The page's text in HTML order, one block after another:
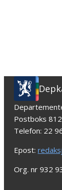
Postboks
Telefon: 22
Epost:
Org. nr 932